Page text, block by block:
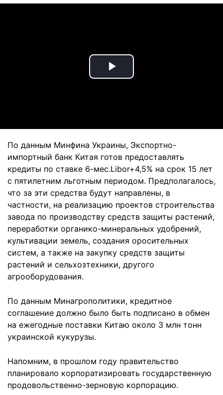
Play
По данным Минфина Украины, Экспортно-
импортный банк Китая готов предоставлять
кредиты по ставке 6-мес.Libor+4,5% на срок 15 лет
с пятилетним льготным периодом. Предполагалось,
что за эти средства будут направлены, в
частности, на реализацию проектов строительства
завода по производству средств защиты растений,
переработки органико-минеральных удобрений,
культивации земель, создания оросительных
систем, а также на закупку средств защиты
растений и сельхозтехники, другого
агрооборудования.
По данным Минагрополитики, кредитное
соглашение должно было быть подписано в обмен
на ежегодные поставки Китаю около 3 млн тонн
украинской кукурузы.
Напомним, в прошлом году правительство
планировало корпоратизировать государственную
продовольственно-зерновую корпорацию.